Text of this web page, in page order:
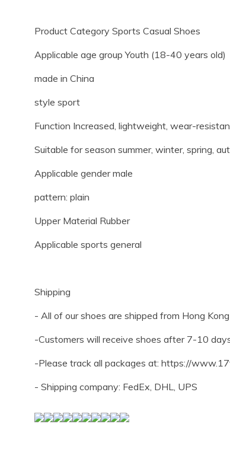
Product Category Sports Casual Shoes
Applicable age group Youth (18-40 years old)
made in China
style sport
Function Increased, lightweight, wear-
Suitable for season summer, winter, spring,
Applicable gender male
pattern: plain
Upper Material Rubber
Applicable sports general
Shipping
- All of our shoes are shipped from Hong
-Customers will receive shoes after 7-10
-Please track all packages at: https://
- Shipping company: FedEx, DHL, UPS